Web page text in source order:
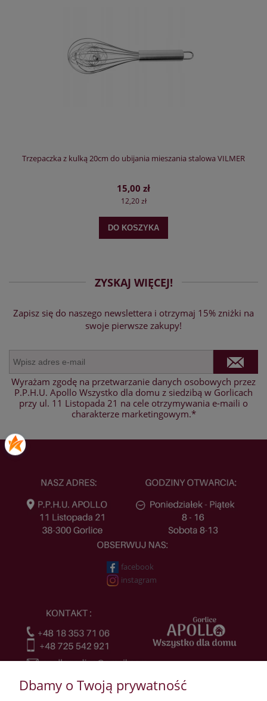
Trzepaczka z kulką 20cm do ubijania mieszania stalowa VILMER
15,00 zł
12,20 zł
DO KOSZYKA
ZYSKAJ WIĘCEJ!
Zapisz się do naszego newslettera i otrzymaj 15% zniżki na
swoje pierwsze zakupy!
Wyrażam zgodę na przetwarzanie danych osobowych przez
P.P.H.U. Apollo Wszystko dla domu z siedzibą w Gorlicach
przy ul. 11 Listopada 21 na cele otrzymywania e-maili o
charakterze marketingowym.*
facebook
instagram
Dbamy o Twoją prywatność